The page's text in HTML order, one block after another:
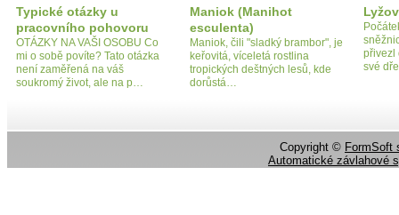
Typické otázky u
pracovního pohovoru
OTÁZKY NA VAŠI OSOBU Co
mi o sobě povíte? Tato otázka
není zaměřená na váš
soukromý život, ale na p…
Maniok (Manihot
esculenta)
Maniok, čili "sladký brambor", je
keřovitá, víceletá rostlina
tropických deštných lesů, kde
dorůstá…
přivezl
své
Copyright © FormSoft
Automatické závlahové